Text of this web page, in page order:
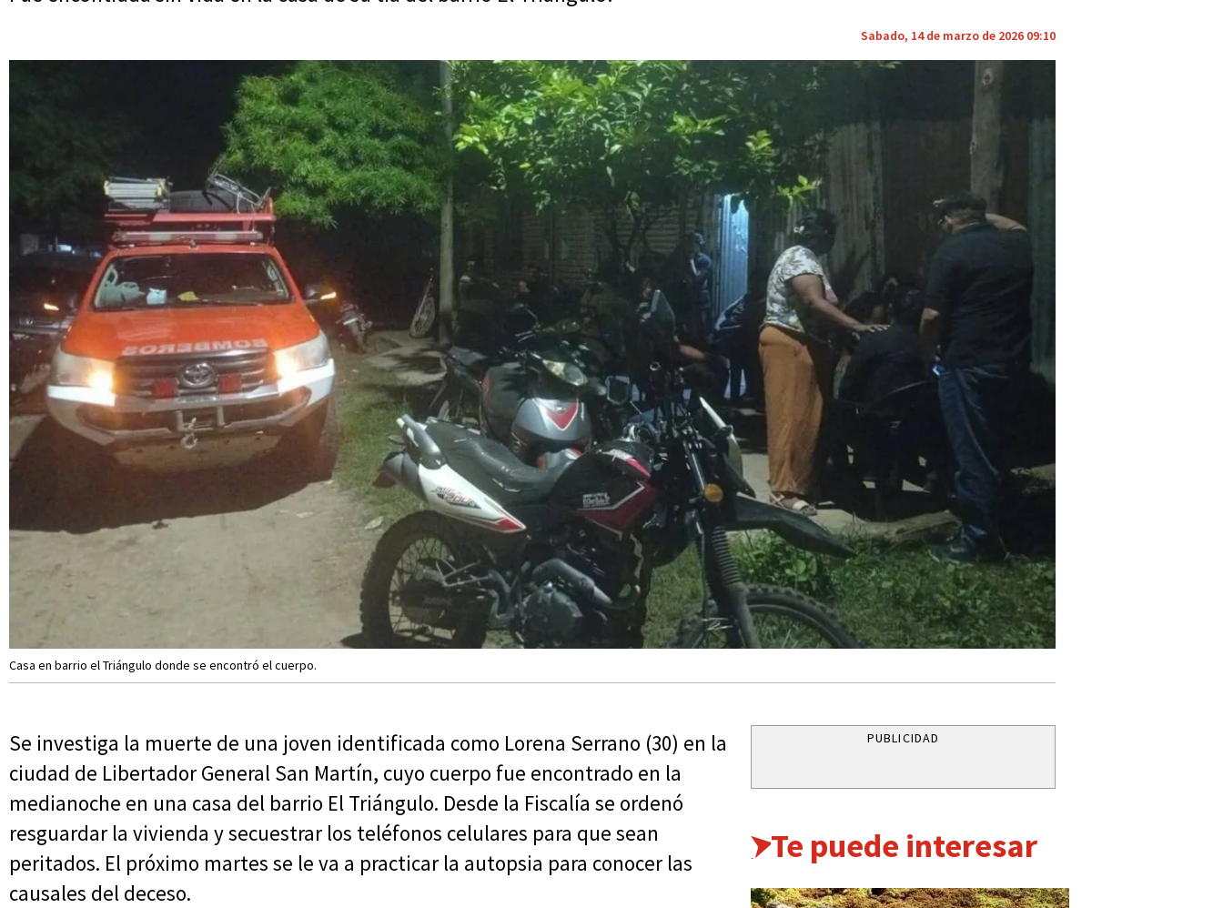
Sabado, 14 de marzo de 2026 09:10
Casa en barrio el Triángulo donde se encontró el cuerpo.
Se investiga la muerte de una joven identificada como Lorena Serrano (30) en la
ciudad de Libertador General San Martín, cuyo cuerpo fue encontrado en la
medianoche en una casa del barrio El Triángulo. Desde la Fiscalía se ordenó
resguardar la vivienda y secuestrar los teléfonos celulares para que sean
peritados. El próximo martes se le va a practicar la autopsia para conocer las
causales del deceso.
PUBLICIDAD
Te puede interesar